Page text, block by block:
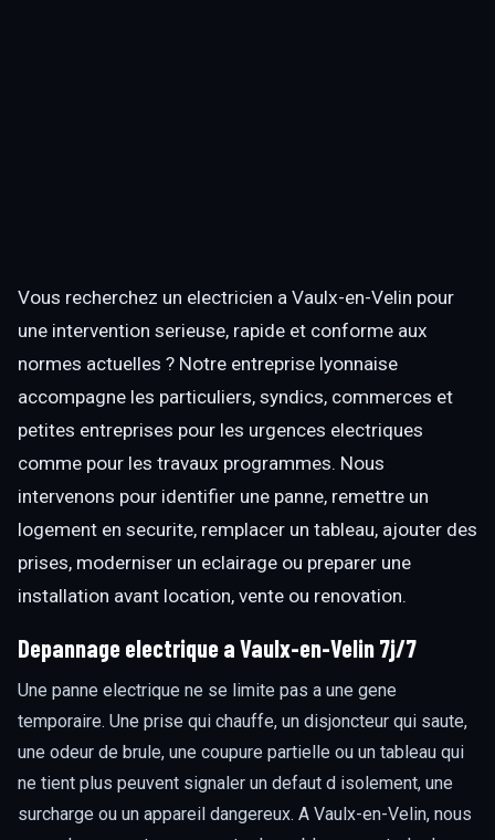
Vous recherchez un electricien a Vaulx-en-Velin pour
une intervention serieuse, rapide et conforme aux
normes actuelles ? Notre entreprise lyonnaise
accompagne les particuliers, syndics, commerces et
petites entreprises pour les urgences electriques
comme pour les travaux programmes. Nous
intervenons pour identifier une panne, remettre un
logement en securite, remplacer un tableau, ajouter des
prises, moderniser un eclairage ou preparer une
installation avant location, vente ou renovation.
Depannage electrique a Vaulx-en-Velin 7j/7
Une panne electrique ne se limite pas a une gene
temporaire. Une prise qui chauffe, un disjoncteur qui saute,
une odeur de brule, une coupure partielle ou un tableau qui
ne tient plus peuvent signaler un defaut d isolement, une
surcharge ou un appareil dangereux. A Vaulx-en-Velin, nous